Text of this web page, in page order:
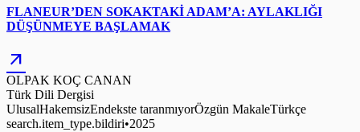
FLANEUR’DEN SOKAKTAKİ ADAM’A: AYLAKLIĞI
DÜŞÜNMEYE BAŞLAMAK
arrow_outward
OLPAK KOÇ CANAN
Türk Dili Dergisi
UlusalHakemsizEndekste taranmıyorÖzgün MakaleTürkçe
search.item_type.bildiri•2025